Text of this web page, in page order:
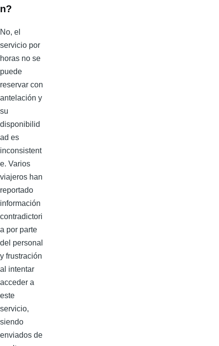
n?
No, el
servicio por
horas no se
puede
reservar con
antelación y
su
disponibilid
ad es
inconsistent
e. Varios
viajeros han
reportado
información
contradictori
a por parte
del personal
y frustración
al intentar
acceder a
este
servicio,
siendo
enviados de